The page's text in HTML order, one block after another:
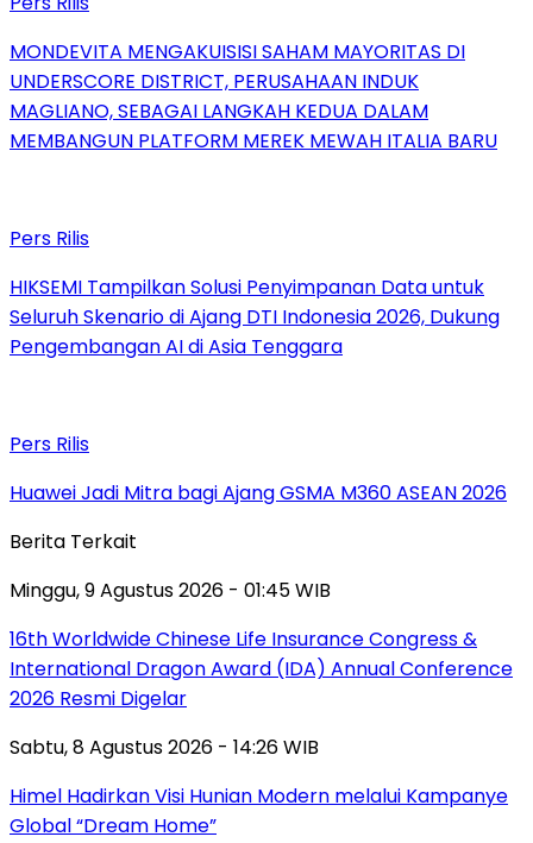
MONDEVITA MENGAKUISISI SAHAM MAYORITAS DI
UNDERSCORE DISTRICT, PERUSAHAAN INDUK
MAGLIANO, SEBAGAI LANGKAH KEDUA DALAM
MEMBANGUN PLATFORM MEREK MEWAH ITALIA BARU
Pers Rilis
HIKSEMI Tampilkan Solusi Penyimpanan Data untuk
Seluruh Skenario di Ajang DTI Indonesia 2026, Dukung
Pengembangan AI di Asia Tenggara
Pers Rilis
Huawei Jadi Mitra bagi Ajang GSMA M360 ASEAN 2026
Berita Terkait
Minggu, 9 Agustus 2026 - 01:45 WIB
16th Worldwide Chinese Life Insurance Congress &
International Dragon Award (IDA) Annual Conference
2026 Resmi Digelar
Sabtu, 8 Agustus 2026 - 14:26 WIB
Himel Hadirkan Visi Hunian Modern melalui Kampanye
Global “Dream Home”